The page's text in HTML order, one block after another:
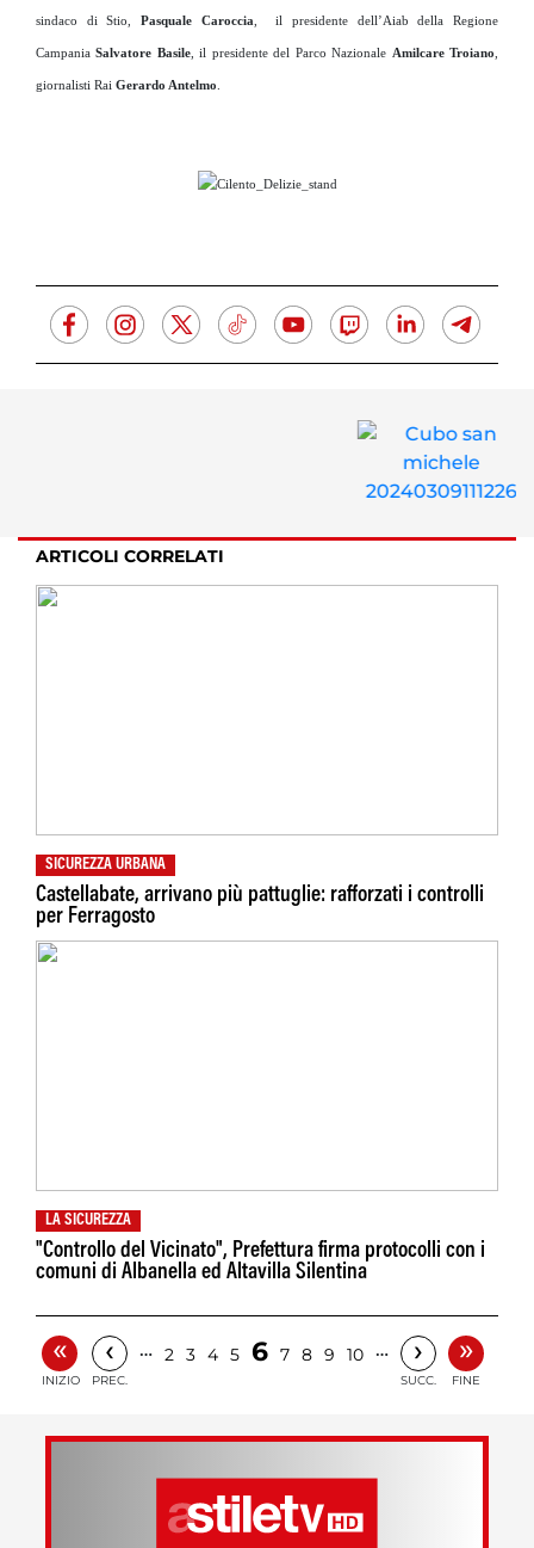
sindaco di Stio,Pasquale Caroccia , il presidente dell’Aiab della Regione
CampaniaSalvatore Basile, il presidente del Parco Nazionale Amilcare Troiano
giornalisti Rai Gerardo Antelmo
ARTICOLI CORRELATI
SICUREZZA URBANA
Castellabate, arrivano più pattuglie: rafforzati i controlli
per Ferragosto
LA SICUREZZA
"Controllo del Vicinato", Prefettura firma protocolli con i
comuni di Albanella ed Altavilla Silentina
«
INIZIO
‹
PREC.
… 2 3 4 5 6 7 8 9 10 … ›
SUCC.
»
FINE